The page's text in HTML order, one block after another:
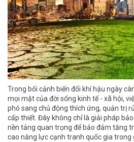
Trong bối cảnh biến đổi khí hậu ngày
mọi mặt của đời sống kinh tế - xã hội,
phó sang chủ động thích ứng, quản trị
cấp thiết. Đây không chỉ là giải pháp
nền tảng quan trọng để bảo đảm tăng
cao năng lực cạnh tranh quốc gia trong